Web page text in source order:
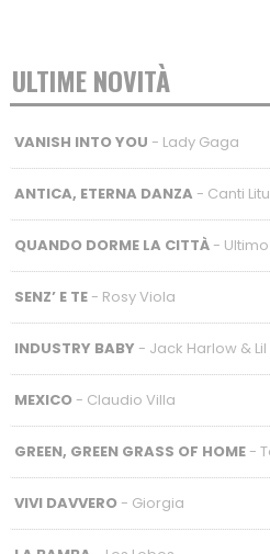
ULTIME NOVITÀ
VANISH INTO YOU - Lady Gaga
ANTICA, ETERNA DANZA - Canti
QUANDO DORME LA CITTÀ- Ultimo
SENZ’ E TE- Rosy Viola
INDUSTRY BABY - Jack Harlow & Lil
MEXICO- Claudio Villa
GREEN, GREEN GRASS OF HOME-
VIVI DAVVERO- Giorgia